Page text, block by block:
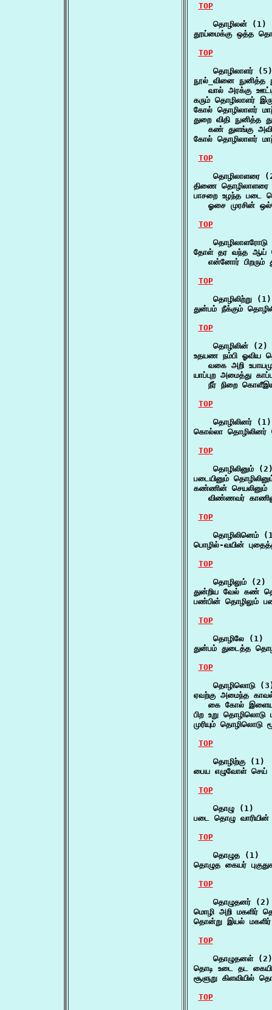
TOP
    தொழிலன் (1)
தூய்மைக்கு ஒத்த
TOP
    தொழிலாளர் (5)
நூல்_வினை நுனித்த
வால் அரக்கு
கரும் தொழிலாளர்
கோல் தொழிலாளர்
துறை விதி நுனித்த
கண் துளங்கு
கோல் தொழிலாளர்
TOP
தொழிலாளரை
திணை தொழிலாளரை
பாசறை உழந்த படை
ஓசை முரசின்
TOP
தொழிலாளரோடு
தோள் தர வந்த ஆய்
என்னோர் பிறரும்
TOP
    தொழிலிற்று (1)
துன்பம் நீக்கும்
TOP
    தொழிலின் (2)
உதயண நம்பி ஓவிய
வகை அறி
யாப்புற அமைத்து
நீர் நிறை
TOP
    தொழிலினர் (1)
கொல்லா
TOP
தொழிலினும்
படையினும்
கண்ணின் செயலினும்
விண்ணவர்
TOP
தொழிலினெம்
பொழில்-வயின்
TOP
    தொழிலும் (2)
துன்றிய வேல் கண்
பண்பின் தொழிலும்
TOP
    தொழிலே (1)
துன்பம் துடைத்த
TOP
தொழிலொடு
ஏவற்கு அமைந்த
கை கோல்
பிற உறு
முரியும்
TOP
    தொழிற்கு (1)
பைய எழுவோள் செய்
TOP
    தொழு (1)
படை தொழு
TOP
    தொழுத (1)
தொழுத கையர்
TOP
    தொழுதனர் (2)
மொழி அறி மகளிர்
தொன்று இயல்
TOP
    தொழுதனள் (2)
தொடி உடை தட
சூளுறு
TOP